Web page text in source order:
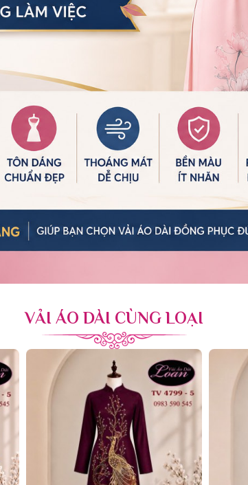
VẢI ÁO DÀI CÙNG LOẠI